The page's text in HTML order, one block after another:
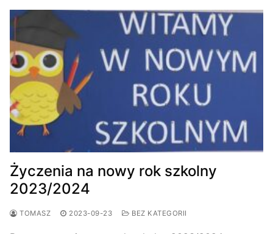
Życzenia na nowy rok szkolny
2023/2024
TOMASZ 2023-09-23 BEZ KATEGORII